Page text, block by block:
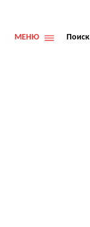
МЕНЮ Поиск